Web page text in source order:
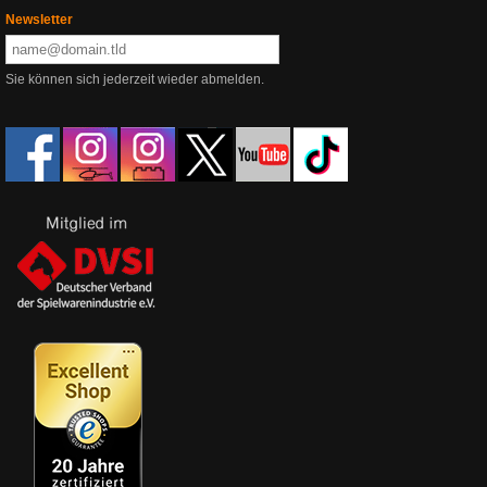
Newsletter
Sie können sich jederzeit wieder abmelden.